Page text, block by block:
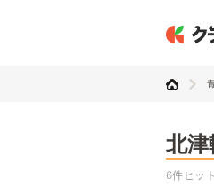
北津
6件ヒッ